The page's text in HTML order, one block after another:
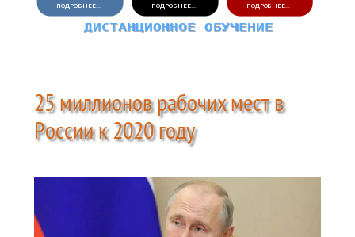
25 миллионов рабочих мест в
России к 2020 году